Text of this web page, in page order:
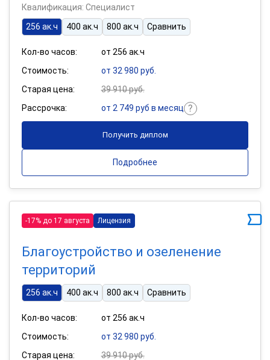
Квалификация: Специалист
256 ак.ч
400 ак.ч 800 ак.ч Сравнить
Кол-во часов:
от 256 ак.ч
Стоимость:
от 32 980 руб.
Старая цена:
39 910 руб.
Рассрочка:
от 2 749 руб в месяц
Получить диплом
Подробнее
-17% до 17 августа Лицензия
Благоустройство и озеленение
территорий
256 ак.ч 400 ак.ч 800 ак.ч Сравнить
Кол-во часов:
от 256 ак.ч
Стоимость:
от 32 980 руб.
Старая цена:
39 910 руб.